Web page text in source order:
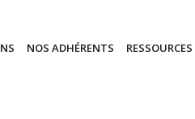
NOS ADHÉRENTS RESSOURCES